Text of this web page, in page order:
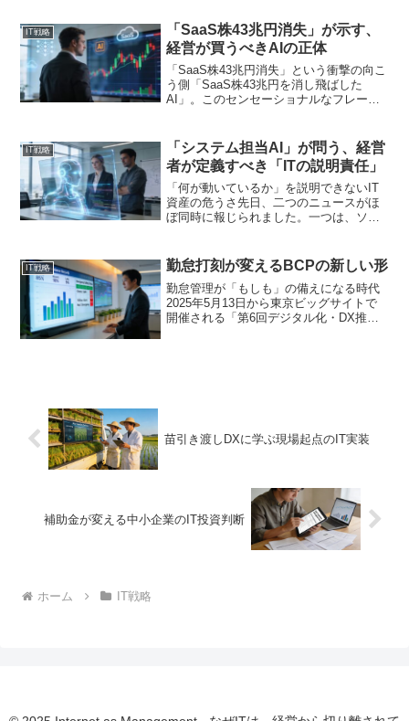
ト「Mill」のデモが行われていた。一見、
多様なデ...
IT戦略
「SaaS株43兆円消失」が示す、
経営が買うべきAIの正体
「SaaS株43兆円消失」という衝撃の向こ
う側「SaaS株43兆円を消し飛ばした
AI」。このセンセーショナルなフレーズ
SaaS（Software as a Service）...
IT戦略
「システム担当AI」が問う、経営
者が定義すべき「ITの説明責任」
「何が動いているか」を説明できないIT
資産の危うさ先日、二つのニュースがほ
ぼ同時に報じられました。一つは、ソー
ージェント「Mill」の実機デモ。もう一つ
は、障害者施設...
IT戦略 勤怠打刻が変えるBCPの新しい形
勤怠管理が「もしも」の備えになる時代
2025年5月13日から東京ビッグサイトで
開催される「第6回デジタル化・DX推進
苗引き渡しDXに学ぶ現場起点のIT実装
補助金が変える中小企業のIT投資判断
ホーム IT戦略